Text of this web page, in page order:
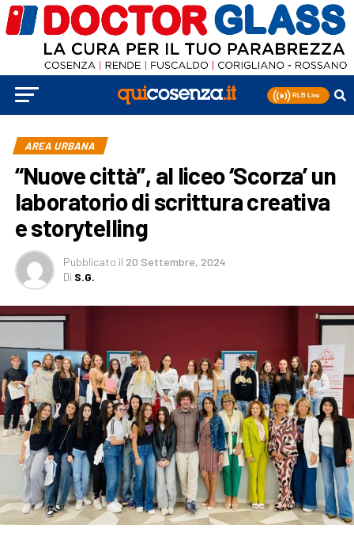
AREA URBANA
“Nuove città”, al liceo ‘Scorza’ un
laboratorio di scrittura creativa
e storytelling
Pubblicato il 20 Settembre, 2024
Di S.G.